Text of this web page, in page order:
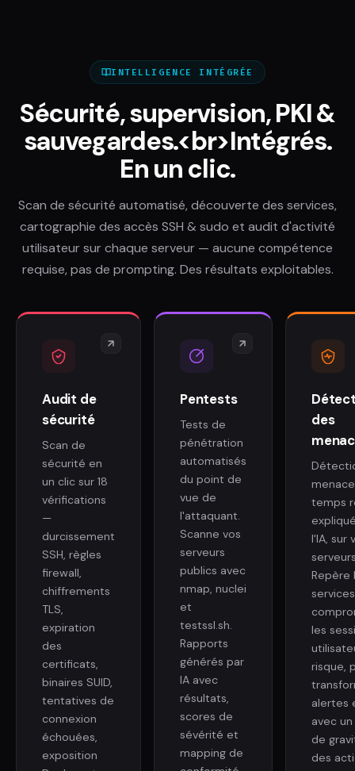
INTELLIGENCE INTÉGRÉE
Sécurité, supervision, PKI &
sauvegardes.<br>Intégrés.
En un clic.
Scan de sécurité automatisé, découverte des services,
cartographie des accès SSH & sudo et audit d'activité
utilisateur sur chaque serveur — aucune compétence
requise, pas de prompting. Des résultats exploitables.
Audit de
sécurité
Scan de
sécurité en
un clic sur 18
vérifications
—
durcissement
SSH, règles
firewall,
chiffrements
TLS,
expiration
des
certificats,
binaires SUID,
tentatives de
connexion
échouées,
exposition
Pentests
Tests de
pénétration
automatisés
du point de
vue de
l'attaquant.
Scanne vos
serveurs
publics avec
nmap, nuclei
et
testssl.sh.
Rapports
générés par
IA avec
résultats,
scores de
sévérité et
mapping de
des
temps
l'IA, sur
Repère
services
les
risque,
alertes
avec
de
des